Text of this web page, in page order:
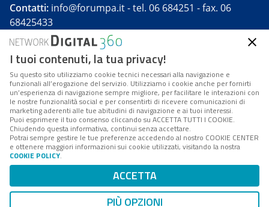
Contatti: info@forumpa.it- tel. 06 684251 - fax. 06
68425433
Forumpa.itè una pubblicazione telematica iscritta
presso Registro della stampa del Tribunale di Roma -
Reg. n. 182 del 2 maggio 2008 - Direttore resp. Michela
Stentella
FPA s.r.l. è società soggetta a Direzione e
Coordinamento da parte di Digital360 S.p.A. - FPA s.r.l.
è un'azienda certificata per il sistema di management
Codice Fiscale/Partita IVA n. 10693191008 - R.E.A. Roma
n. 1249791. ISP AWS
Mappa del sito
I tuoi contenuti, la tua privacy!
Su questo sito utilizziamo cookie tecnici necessari alla navigazione e
funzionali all’erogazione del servizio. Utilizziamo i cookie anche per fornirti
un’esperienza di navigazione sempre migliore, per facilitare le interazioni con
le nostre funzionalità social e per consentirti di ricevere comunicazioni di
marketing aderenti alle tue abitudini di navigazione e ai tuoi interessi.
Puoi esprimere il tuo consenso cliccando su ACCETTA TUTTI I COOKIE.
Chiudendo questa informativa, continui senza accettare.
Potrai sempre gestire le tue preferenze accedendo al nostro COOKIE CENTER
e ottenere maggiori informazioni sui cookie utilizzati, visitando la nostra
COOKIE POLICY.
ACCETTA
PIÙ OPZIONI